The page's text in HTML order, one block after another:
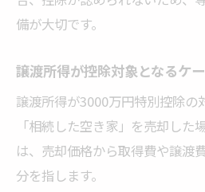
備が大切です。
譲渡所得が控除対象となるケ
譲渡所得が3000万円特別控除の
「相続した空き家」を売却した
は、売却価格から取得費や譲渡
分を指します。